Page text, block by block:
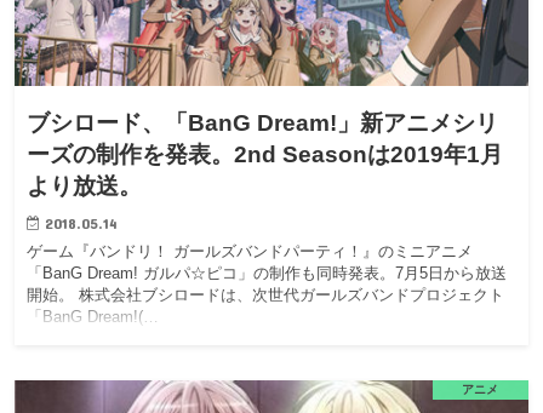
ブシロード、「BanG Dream!」新アニメシリ
ーズの制作を発表。2nd Seasonは2019年1月
より放送。
2018.05.14
ゲーム『バンドリ！ ガールズバンドパーティ！』のミニアニメ
「BanG Dream! ガルパ☆ピコ」の制作も同時発表。7月5日から放送
開始。 株式会社ブシロードは、次世代ガールズバンドプロジェクト
「BanG Dream!(…
アニメ